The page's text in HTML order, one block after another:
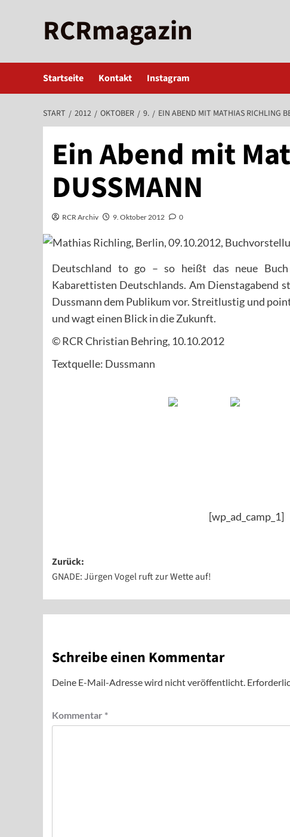
RCRmagazin
Startseite Kontakt Instagram
START 2012 OKTOBER 9. EIN ABEND MIT MATHIAS RICHLING
Ein Abend mit
DUSSMANN
RCR Archiv 9. Oktober 2012 0
Deutschland to go – so heißt das neue
Kabarettisten Deutschlands. Am Dienstagabend
Dussmann dem Publikum vor. Streitlustig und
und wagt einen Blick in die Zukunft.
© RCR Christian Behring, 10.10.2012
Textquelle: Dussmann
Beitragsnavigation
Zurück:
GNADE: Jürgen Vogel ruft zur Wette auf!
Schreibe einen Kommentar
Deine E-Mail-Adresse wird nicht veröffentlicht.
Kommentar *